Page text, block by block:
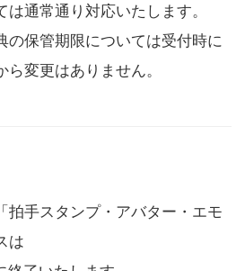
通常通り対応いたします。
の保管期限については受付時に
変更はありません。
拍手スタンプ・アバター・エモ
は